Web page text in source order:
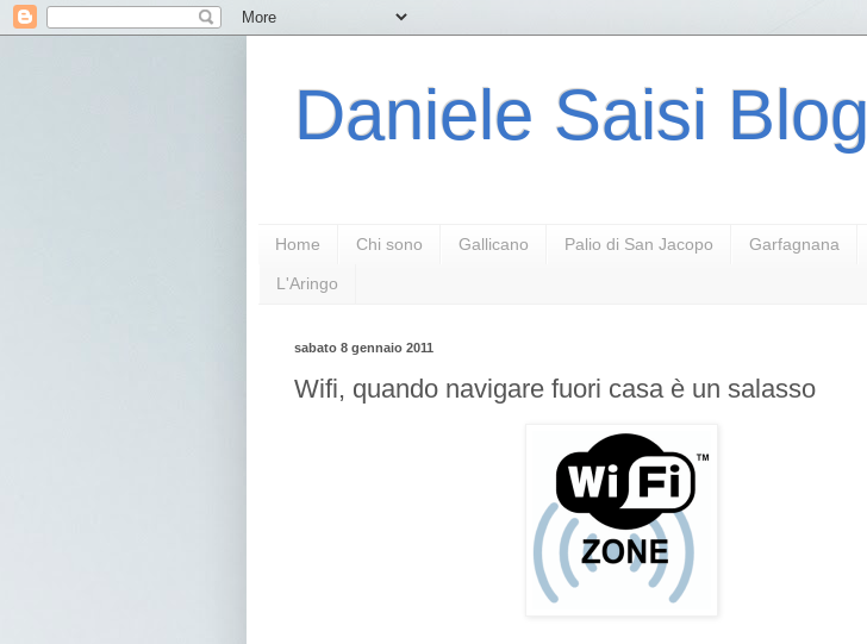
Daniele Saisi Blog
Home Chi sono Gallicano Palio di San Jacopo Garfagnana
L'Aringo
sabato 8 gennaio 2011
Wifi, quando navigare fuori casa è un salasso